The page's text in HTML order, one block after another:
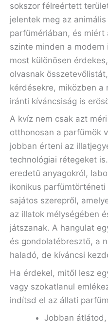
sokszor félreértett
jelentek meg az
parfümériában, és miért
szinte minden a modern
most különösen
olvasnak
kérdésekre, miközben a
iránti kíváncsiság is
A kvíz nem csak azt
otthonosan a parfümök
jobban érteni az
technológiai rétegeket
eredetű anyagokról,
ikonikus parfümtörténeti
sajátos szerepről,
az illatok mélységében
játszanak. A hangulat
és gondolatébresztő, a
haladó, de kíváncsi
Ha érdekel, mitől lesz
vagy szokatlanul
indítsd el az állati
Jobban